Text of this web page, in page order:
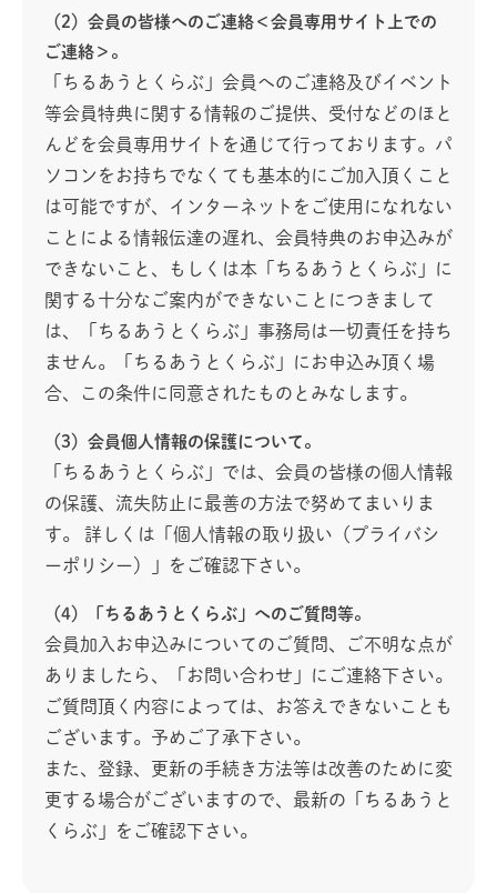
（2）会員の皆様へのご連絡＜会員専用サイト上での
ご連絡＞。
「ちるあうとくらぶ」会員へのご連絡及びイベント
等会員特典に関する情報のご提供、受付などのほと
んどを会員専用サイトを通じて行っております。パ
ソコンをお持ちでなくても基本的にご加入頂くこと
は可能ですが、インターネットをご使用になれない
ことによる情報伝達の遅れ、会員特典のお申込みが
できないこと、もしくは本「ちるあうとくらぶ」に
関する十分なご案内ができないことにつきまして
は、「ちるあうとくらぶ」事務局は一切責任を持ち
ません。「ちるあうとくらぶ」にお申込み頂く場
合、この条件に同意されたものとみなします。
（3）会員個人情報の保護について。
「ちるあうとくらぶ」では、会員の皆様の個人情報
の保護、流失防止に最善の方法で努めてまいりま
す。 詳しくは「個人情報の取り扱い（プライバシ
ーポリシー）」をご確認下さい。
（4）「ちるあうとくらぶ」へのご質問等。
会員加入お申込みについてのご質問、ご不明な点が
ありましたら、「お問い合わせ」にご連絡下さい。
ご質問頂く内容によっては、お答えできないことも
ございます。予めご了承下さい。
また、登録、更新の手続き方法等は改善のために変
更する場合がございますので、最新の「ちるあうと
くらぶ」をご確認下さい。